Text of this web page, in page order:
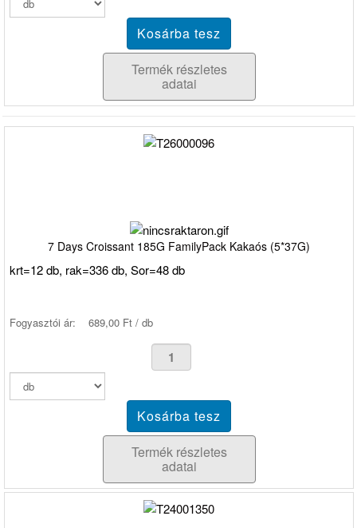
Termék részletes
adatai
7 Days Croissant 185G FamilyPack Kakaós (5*37G)
krt=12 db, rak=336 db, Sor=48 db
Fogyasztói ár: 689,00 Ft / db
Termék részletes
adatai